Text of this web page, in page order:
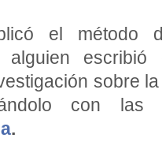
el método
alguien
sobre
con las
.